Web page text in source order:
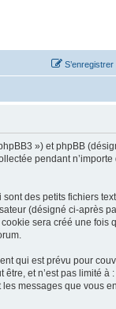
S’enregistrer
») et phpBB
pendant n’importe
des petits fichiers
(désigné ci-après
sera créé une fois
qui est prévu pour
et n’est pas limité à
messages que vous